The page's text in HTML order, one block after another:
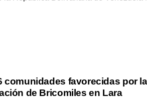
comunidades favorecidas por la
de Bricomiles en Lara